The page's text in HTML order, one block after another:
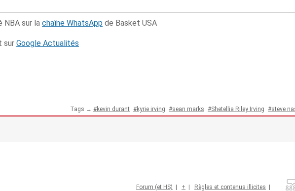
sur la chaîne WhatsApp de Basket USA
sur Google Actualités
Tags → kevin durant kyrie irving sean marks Shetellia Riley Irving steve
Forum (et HS) + Règles et contenus illicites